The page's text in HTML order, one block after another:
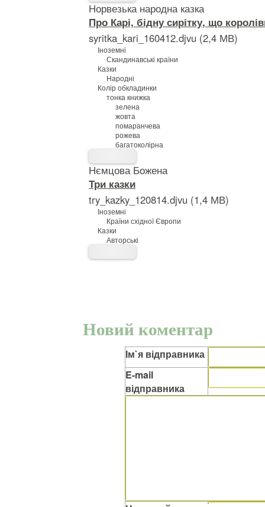
Норвезька народна казка
Про Карі, бідну сирітку, що
syritka_kari_160412.djvu (2,4 МВ)
Іноземні
Скандинавські країни
Казки
Народні
Колір обкладинки
тонка книжка
зелена
жовта
помаранчева
рожева
багатоколірна
Нємцова Божена
Три казки
try_kazky_120814.djvu (1,4 МВ)
Іноземні
Країни східної Європи
Казки
Авторські
Новий коментар
Ім`я відправника
E-mail
відправника